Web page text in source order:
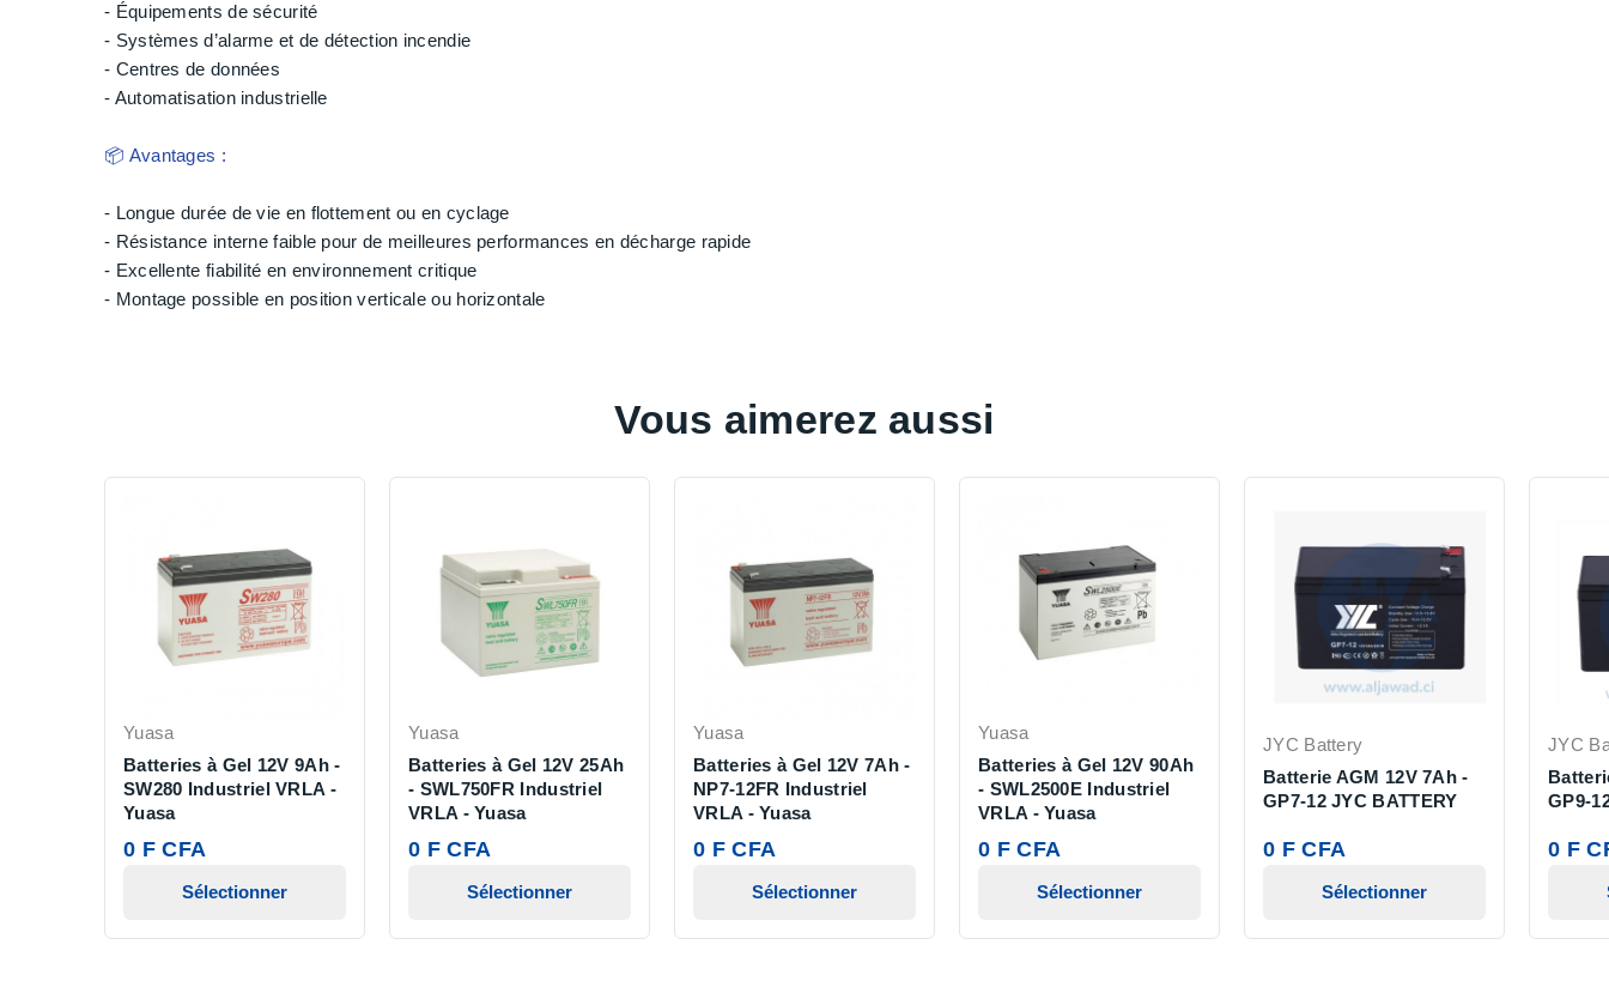
- Équipements de sécurité
- Systèmes d’alarme et de détection incendie
- Centres de données
- Automatisation industrielle
📦 Avantages :
- Longue durée de vie en flottement ou en cyclage
- Résistance interne faible pour de meilleures performances en décharge rapide
- Excellente fiabilité en environnement critique
- Montage possible en position verticale ou horizontale
Vous aimerez aussi
Yuasa
Batteries à Gel 12V 9Ah -
SW280 Industriel VRLA -
Yuasa
0 F CFA
Sélectionner
Yuasa
Batteries à Gel 12V 25Ah
- SWL750FR Industriel
VRLA - Yuasa
0 F CFA
Sélectionner
Yuasa
Batteries à Gel 12V 7Ah -
NP7-12FR Industriel
VRLA - Yuasa
0 F CFA
Sélectionner
Yuasa
Batteries à Gel 12V 90Ah
- SWL2500E Industriel
VRLA - Yuasa
0 F CFA
Sélectionner
JYC Battery
Batterie AGM 12V 7Ah -
GP7-12 JYC BATTERY
0 F CFA
Sélectionner
JYC
GP9-
0 F